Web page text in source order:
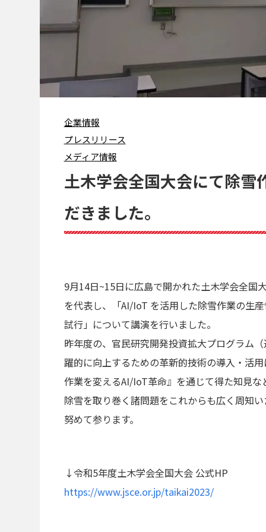
企業情報
プレスリリース
メディア情報
土木学会全国大会にて除雪
だきました。
9月14日~15日に広島で開かれた土木学会全国
を代表し、「AI/IoT を活用した除雪作業の生
試行」について講演を行いました。
昨年度の、官民研究開発投資拡大プログラム
躍的に向上するための革新的技術の導入・活
作業を変えるAI/IoT革命』を通じて得た知見
除雪を取り巻く諸問題をこれからも広く周知
努めて参ります。
↓令和5年度土木学会全国大会 公式HP
https://www.jsce.or.jp/taikai2023/